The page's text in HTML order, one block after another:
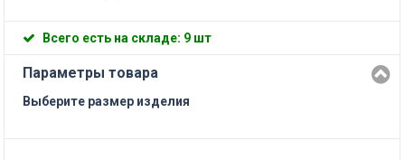
Всего есть на складе: 9 шт
Параметры товара
Выберите размер изделия